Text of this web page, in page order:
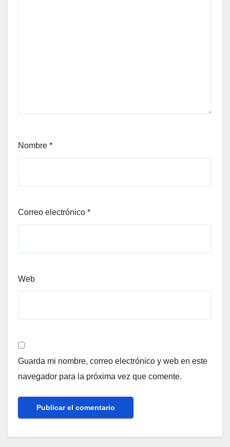
Nombre *
Correo electrónico *
Web
Guarda mi nombre, correo electrónico y web en este
navegador para la próxima vez que comente.